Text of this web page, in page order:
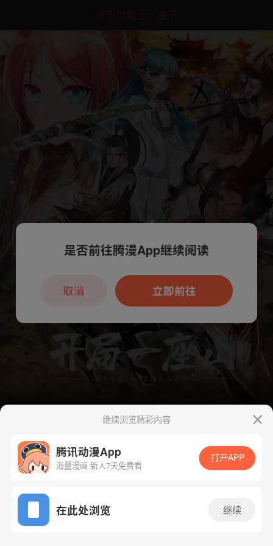
点击加载上一章节
App免费看
下一话 腾漫App免费看
继续浏览精彩内容
腾讯动漫App
海量漫画 新人7天免费看
打开APP
在此处浏览 继续
本章节仅支持App阅读，可打开App新用
户7天免费看
是否前往腾漫App继续阅读
立即前往
取消